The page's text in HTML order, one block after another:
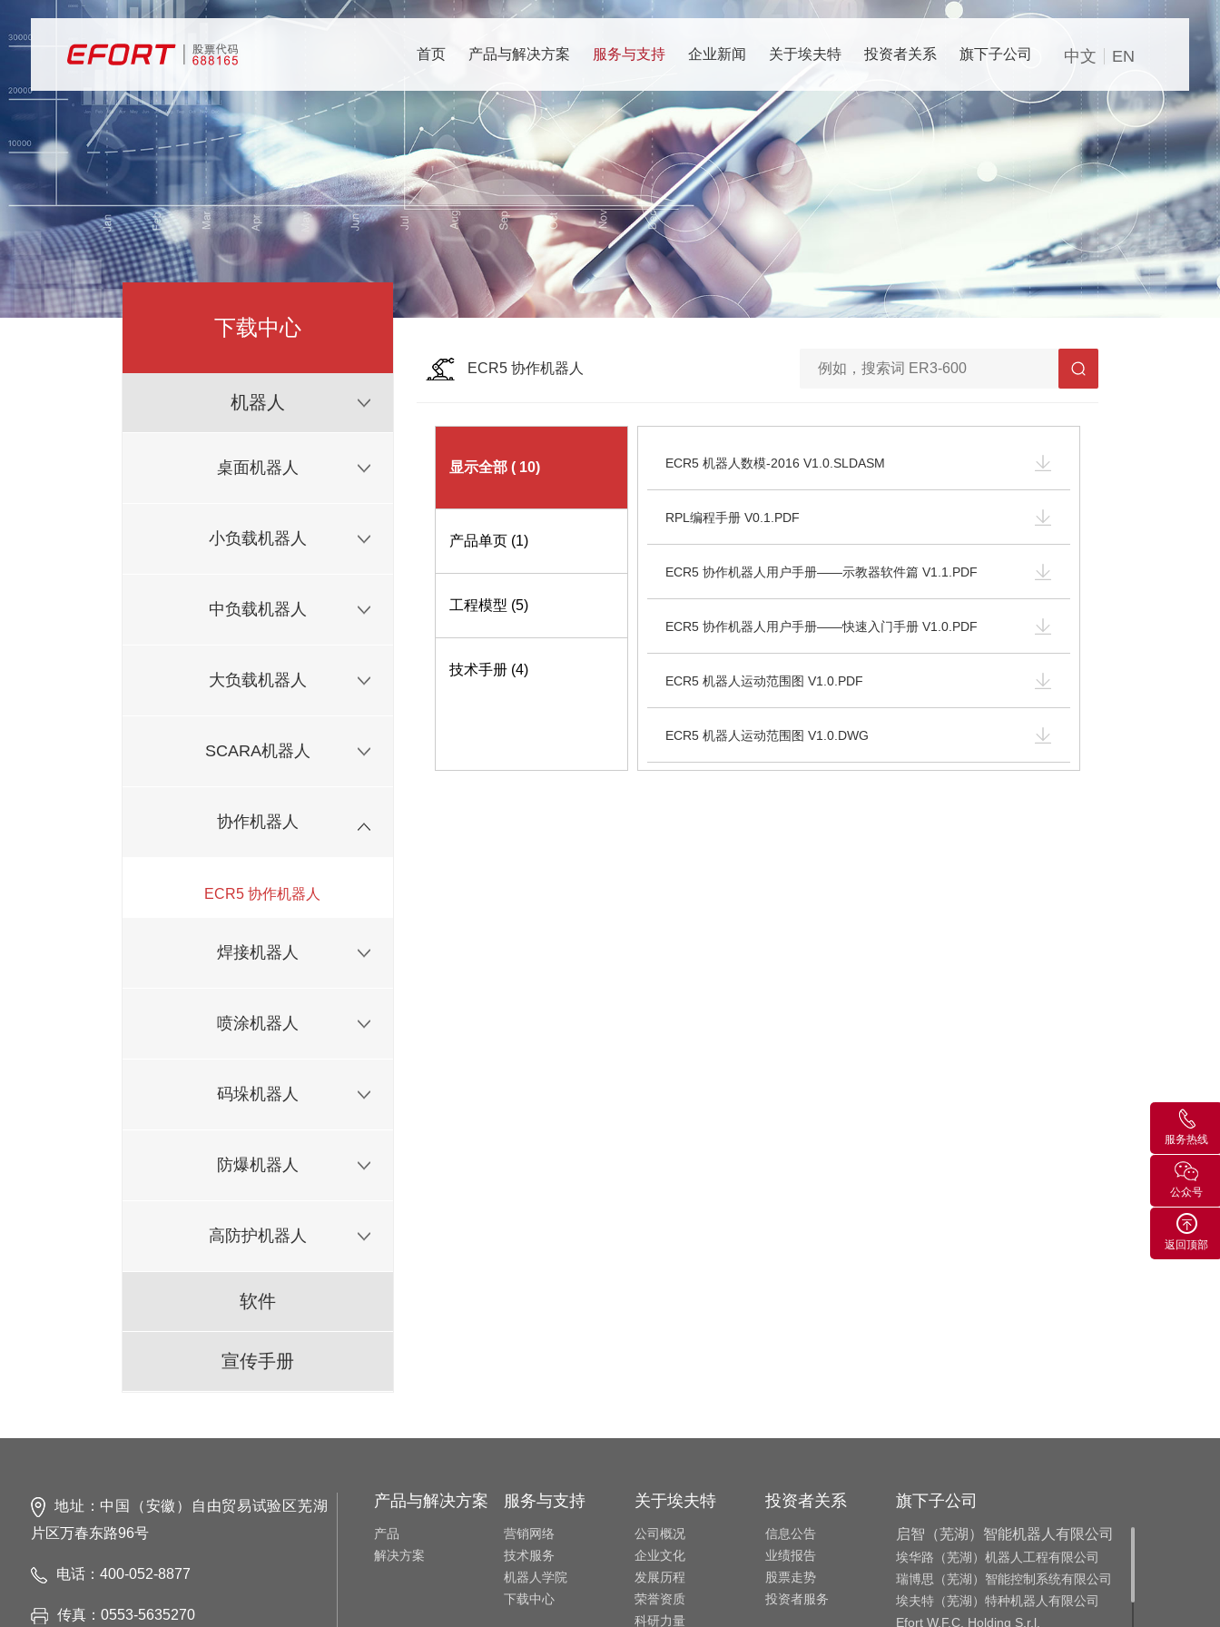
中文 EN
首页 产品与解决方案 服务与支持 企业新闻 关于埃夫特 投资者关系 旗下子公司
下载中心
机器人
桌面机器人
小负载机器人
中负载机器人
大负载机器人
SCARA机器人
协作机器人
ECR5 协作机器人
焊接机器人
喷涂机器人
码垛机器人
防爆机器人
高防护机器人
软件
宣传手册
ECR5 协作机器人
显示全部 ( 10)
产品单页 (1)
工程模型 (5)
技术手册 (4)
ECR5 机器人数模-2016 V1.0.SLDASM
RPL编程手册 V0.1.PDF
ECR5 协作机器人用户手册——示教器软件篇 V1.1.PDF
ECR5 协作机器人用户手册——快速入门手册 V1.0.PDF
ECR5 机器人运动范围图 V1.0.PDF
ECR5 机器人运动范围图 V1.0.DWG
地址：中国（安徽）自由贸易试验区芜湖
片区万春东路96号
电话：400-052-8877
传真：0553-5635270
产品与解决方案
产品
解决方案
服务与支持
营销网络
技术服务
机器人学院
下载中心
关于埃夫特
公司概况
企业文化
发展历程
荣誉资质
科研力量
投资者关系
信息公告
业绩报告
股票走势
投资者服务
旗下子公司
启智（芜湖）智能机器人有限公司
埃华路（芜湖）机器人工程有限公司
瑞博思（芜湖）智能控制系统有限公司
埃夫特（芜湖）特种机器人有限公司
Efort W.F.C. Holding S.r.l.
服务热线
公众号
返回顶部